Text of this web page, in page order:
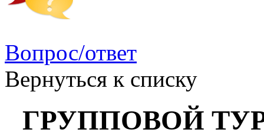
Вопрос/ответ
Вернуться к списку
ГРУППОВОЙ ТУР